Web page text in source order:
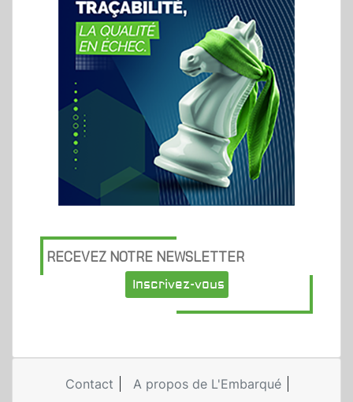
RECEVEZ NOTRE NEWSLETTER
Inscrivez-vous
Contact A propos de L'Embarqué